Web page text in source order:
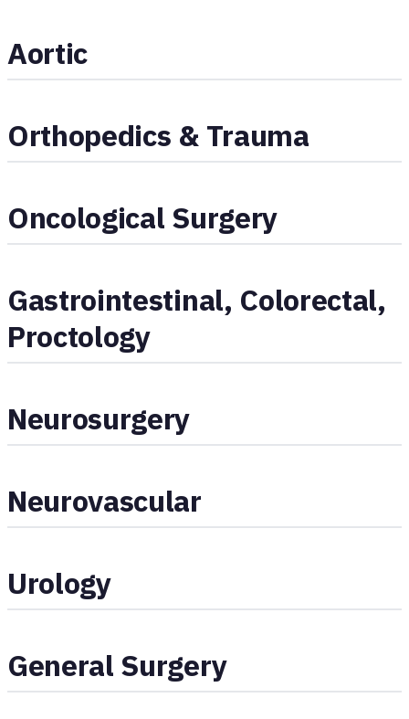
Aortic
Orthopedics & Trauma
Oncological Surgery
Gastrointestinal, Colorectal,
Proctology
Neurosurgery
Neurovascular
Urology
General Surgery